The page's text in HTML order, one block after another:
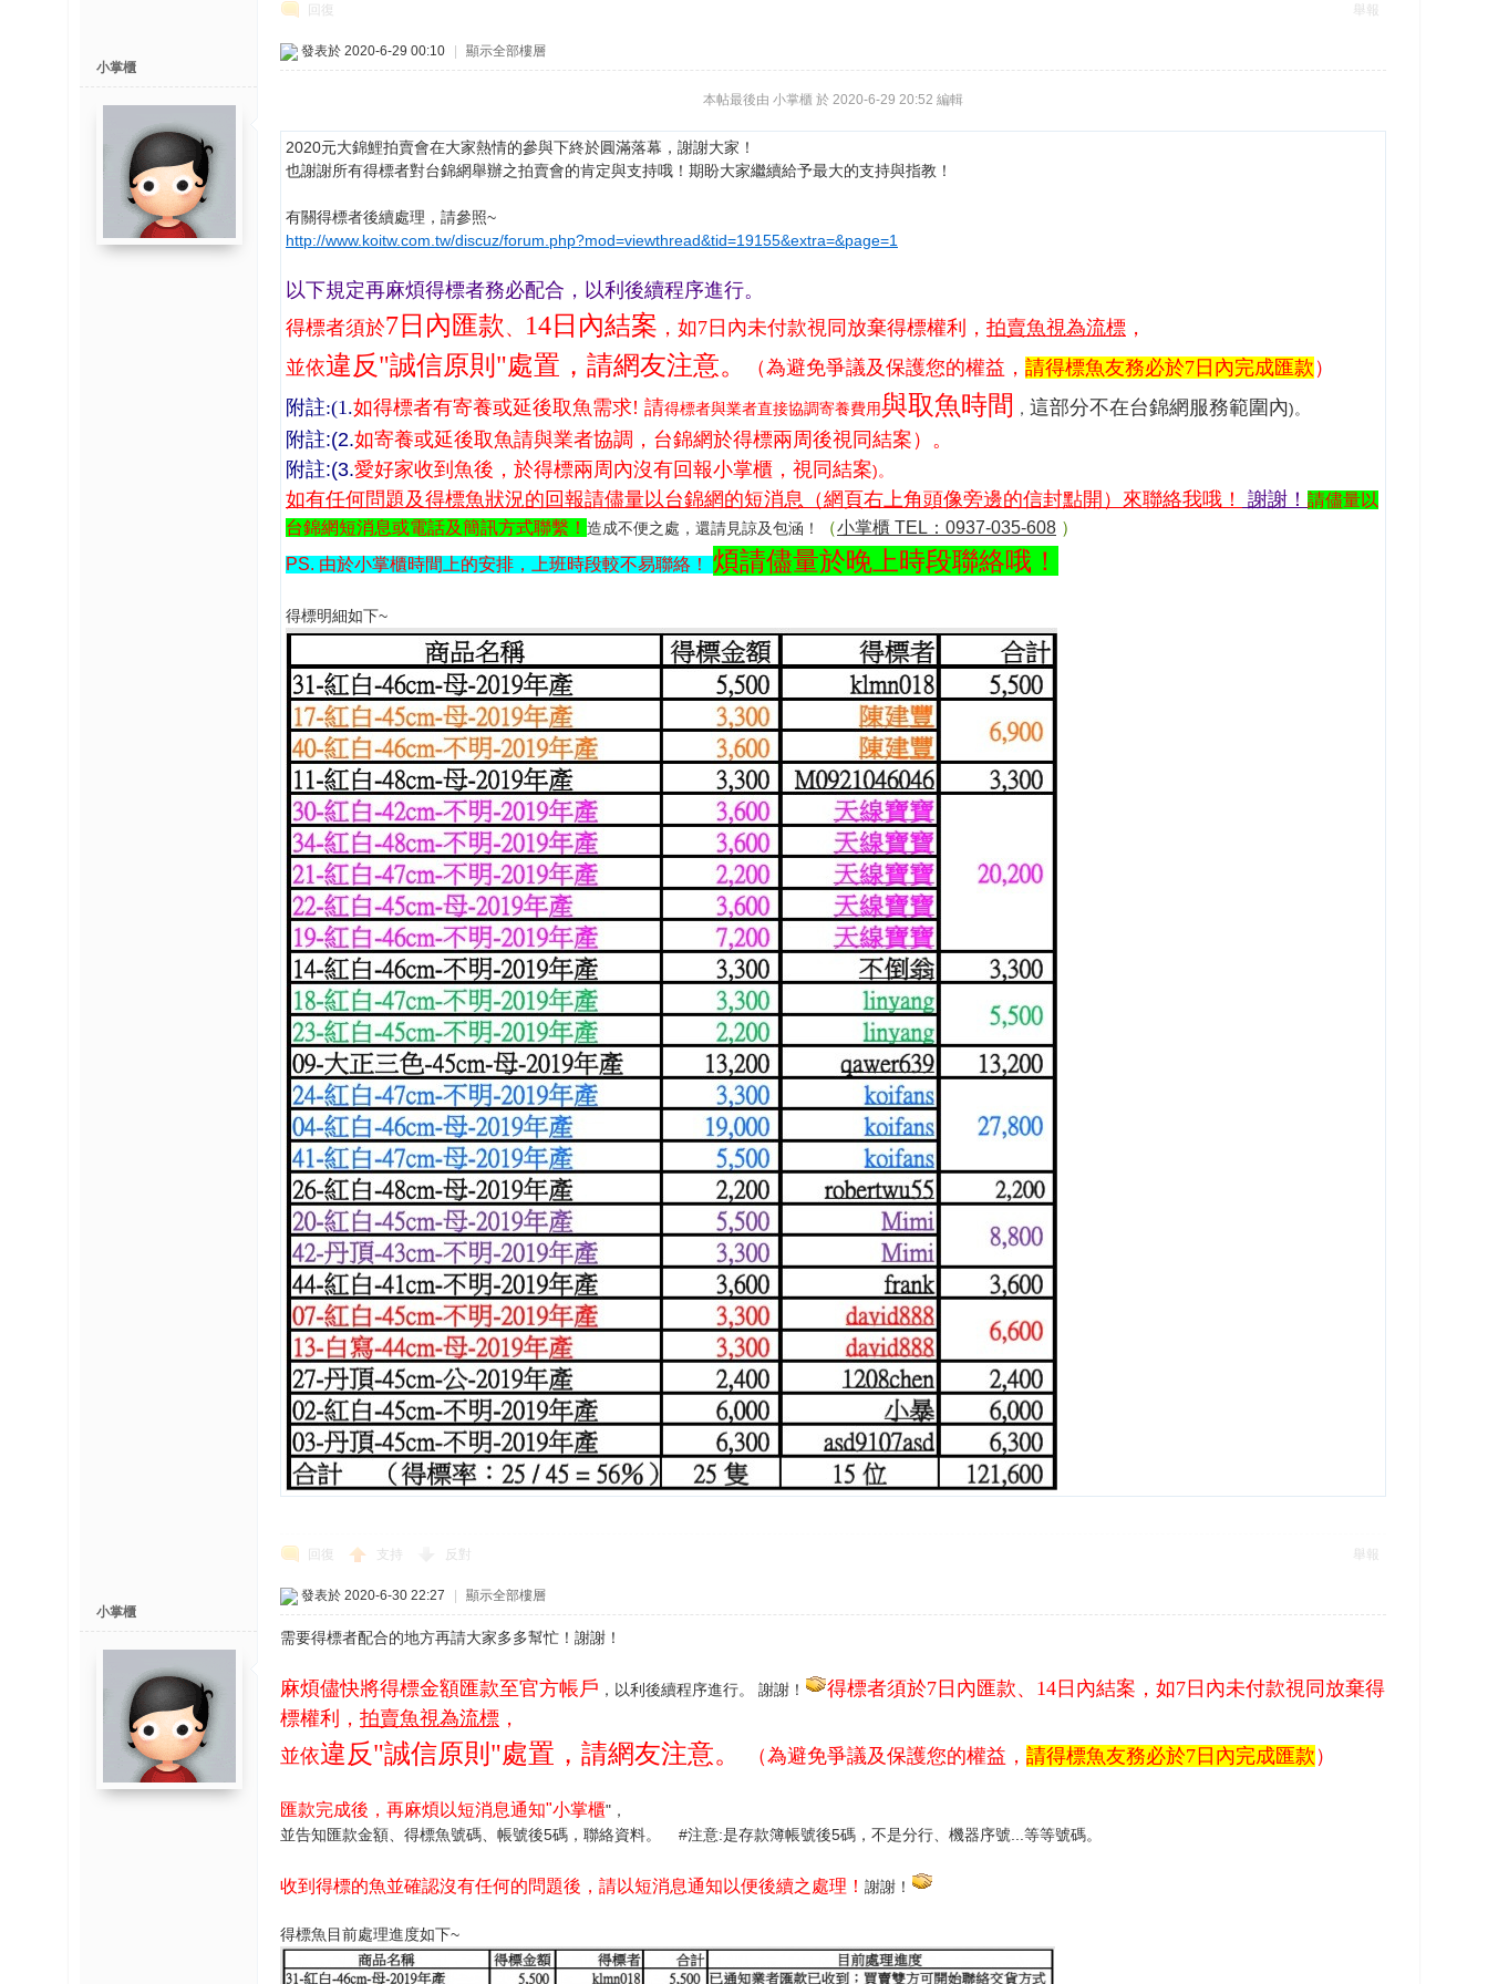
回復 舉報
小掌櫃
發表於 2020-6-29 00:10 顯示全部樓層
本帖最後由 小掌櫃 於 2020-6-29 20:52 編輯
2020元大錦鯉拍賣會在大家熱情的參與下終於圓滿落幕，謝謝大家！
也謝謝所有得標者對台錦網舉辦之拍賣會的肯定與支持哦！期盼大家繼續給予最大的支持與指教！
有關得標者後續處理，請參照~
http://www.koitw.com.tw/discuz/forum.php?mod=viewthread&tid=19155&extra=&page=1
以下規定再麻煩得標者務必配合，以利後續程序進行。
得標者須於7日內匯款 、 14日內結案 ，如7日內未付款視同放棄得標權利， 拍賣魚視為流標 ，
並依違反"誠信原則"處置，請網友注意。 （為避免爭議及保護您的權益， 請得標魚友務必於7日內完成匯款 ）
附註:(1.如得標者有寄養或延後取魚需求! 請得標者與業者直接協調寄養費用與取魚時間 ， 這部分不在台錦網服務範圍內)。
附註:(2.如寄養或延後取魚請與業者協調，台錦網於得標兩周後視同結案）。
附註:(3.愛好家收到魚後，於得標兩周內沒有回報小掌櫃，視同結案)。
如有任何問題及得標魚狀況的回報請儘量以台錦網的短消息（網頁右上角頭像旁邊的信封點開）來聯絡我哦！ 謝謝！ 請儘量以
台錦網短消息或電話及簡訊方式聯繫！ 造成不便之處，還請見諒及包涵！ （小掌櫃 TEL：0937-035-608 ）
PS. 由於小掌櫃時間上的安排，上班時段較不易聯絡！
煩請儘量於晚上時段聯絡哦！
得標明細如下~
回復 支持 反對 舉報
小掌櫃
發表於 2020-6-30 22:27 顯示全部樓層
需要得標者配合的地方再請大家多多幫忙！謝謝！
麻煩儘快將得標金額匯款至官方帳戶 ，以利後續程序進行。 謝謝！ 得標者須於7日內匯款、14日內結案 ，如7日內未付款視同放棄得
標權利， 拍賣魚視為流標 ，
並依違反"誠信原則"處置，請網友注意。 （為避免爭議及保護您的權益， 請得標魚友務必於7日內完成匯款 ）
匯款完成後，再麻煩以短消息通知"小掌櫃"，
並告知匯款金額、得標魚號碼、帳號後5碼，聯絡資料。 #注意:是存款簿帳號後5碼，不是分行、機器序號...等等號碼。
收到得標的魚並確認沒有任何的問題後，請以短消息通知以便後續之處理！ 謝謝！
得標魚目前處理進度如下~